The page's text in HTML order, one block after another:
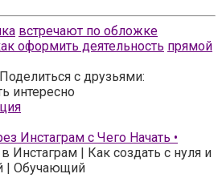
встречают по обложке
оформить деятельность прямой
с друзьями:
интересно
Инстаграм с Чего Начать •
Инстаграм | Как создать с нуля и
| Обучающий